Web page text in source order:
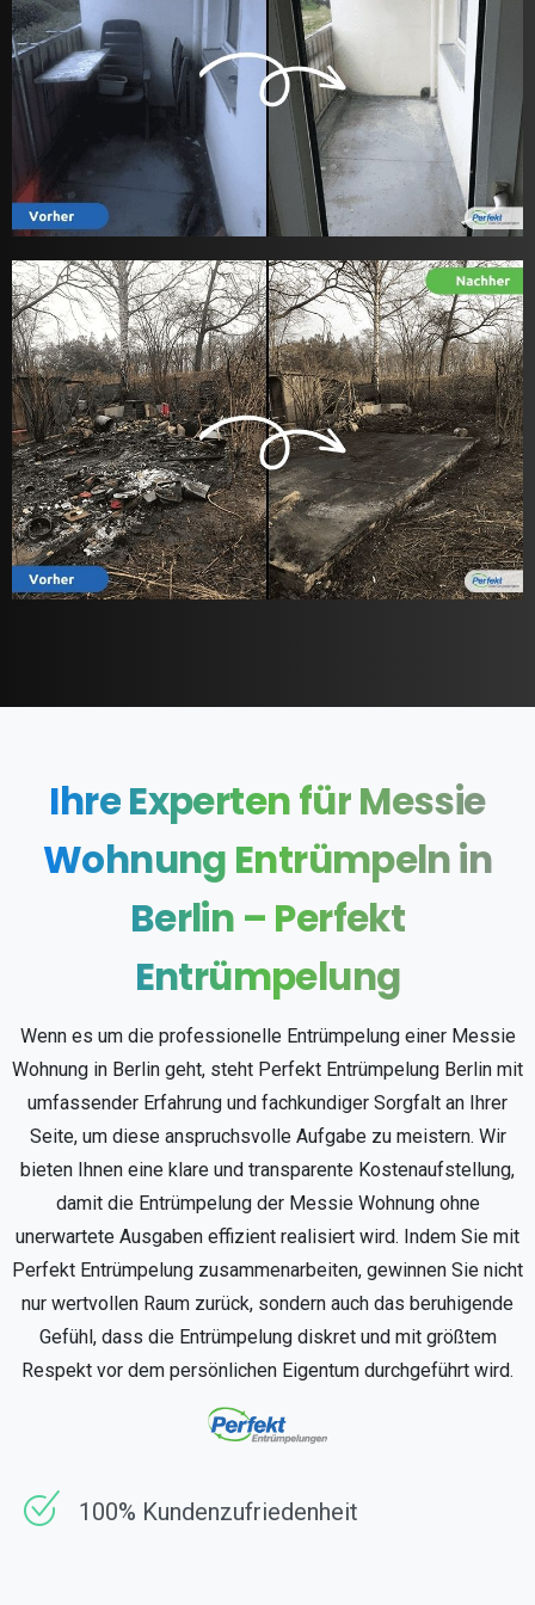
IhreExpertenfürMessie
Wohnung Entrümpelnin
Berlin – Perfekt
Entrümpelung
Wenn es um die professionelle Entrümpelung einer Messie
Wohnung in Berlin geht, steht Perfekt Entrümpelung Berlin mit
umfassender Erfahrung und fachkundiger Sorgfalt an Ihrer
Seite, um diese anspruchsvolle Aufgabe zu meistern. Wir
bieten Ihnen eine klare und transparente Kostenaufstellung,
damit die Entrümpelung der Messie Wohnung ohne
unerwartete Ausgaben effizient realisiert wird. Indem Sie mit
Perfekt Entrümpelung zusammenarbeiten, gewinnen Sie nicht
nur wertvollen Raum zurück, sondern auch das beruhigende
Gefühl, dass die Entrümpelung diskret und mit größtem
Respekt vor dem persönlichen Eigentum durchgeführt wird.
100% Kundenzufriedenheit